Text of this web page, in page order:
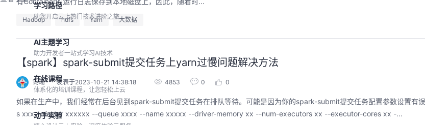
学习路径
助您开启云上热门技术进阶之旅
AI主题学习
助力开发者一站式学习AI技术
在线课程
体系化的培训课程，让您轻松上云
动手实验
Hadoop hdfs Yarn 大数据
【spark】spark-submit提交任务上yarn过慢问题解决方法
钧瑜 发表于2023-10-21 14:38:18 4853 0 0
如果在生产中，我们经常在后台见到spark-submit提交任务在排队等待。可能是因为你的spark-submit提交任务配置参数设置有
s xxx--master xxxxxx --queue xxxx --name xxxxx --driver-memory xx --num-executors xx --executor-cores xx -...